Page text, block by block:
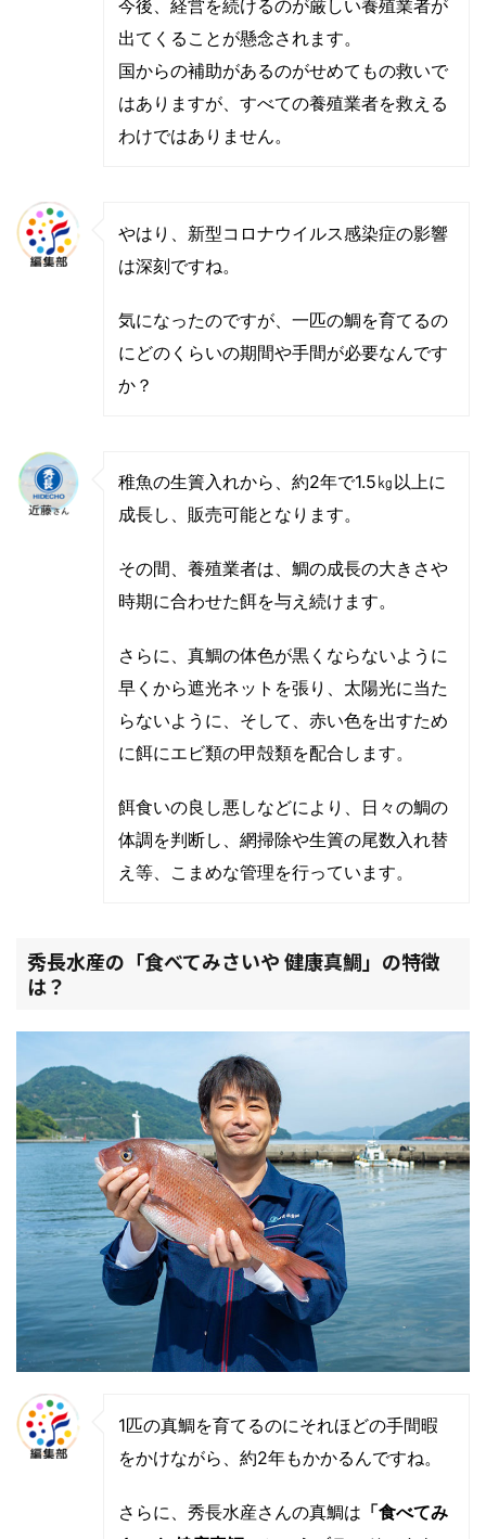
今後、経営を続けるのが厳しい養殖業者が
出てくることが懸念されます。
国からの補助があるのがせめてもの救いで
はありますが、すべての養殖業者を救える
わけではありません。
やはり、新型コロナウイルス感染症の影響
は深刻ですね。
気になったのですが、一匹の鯛を育てるの
にどのくらいの期間や手間が必要なんです
か？
稚魚の生簀入れから、約2年で1.5㎏以上に
成長し、販売可能となります。
その間、養殖業者は、鯛の成長の大きさや
時期に合わせた餌を与え続けます。
さらに、真鯛の体色が黒くならないように
早くから遮光ネットを張り、太陽光に当た
らないように、そして、赤い色を出すため
に餌にエビ類の甲殻類を配合します。
餌食いの良し悪しなどにより、日々の鯛の
体調を判断し、網掃除や生簀の尾数入れ替
え等、こまめな管理を行っています。
秀長水産の「食べてみさいや 健康真鯛」の特徴
は？
1匹の真鯛を育てるのにそれほどの手間暇
をかけながら、約2年もかかるんですね。
さらに、秀長水産さんの真鯛は 「食べてみ